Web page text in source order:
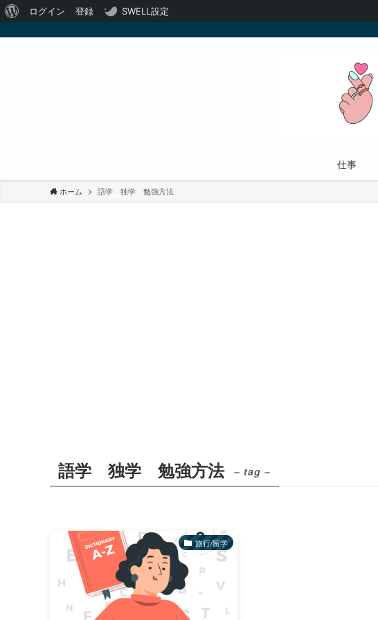
WordPress
ログイン 登録 SWELL設定
仕事
ホーム 語学 独学 勉強方法
語学 独学 勉強方法 – tag –
旅行/留学